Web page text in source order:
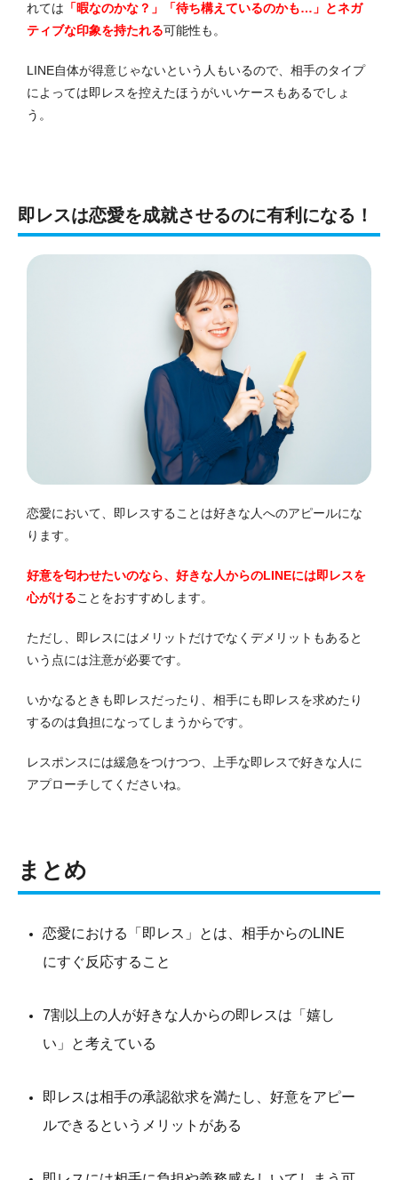
れては 「暇なのかな？」「待ち構えているのかも…」とネガ
ティブな印象を持たれる可能性も。
LINE自体が得意じゃないという人もいるので、相手のタイプ
によっては即レスを控えたほうがいいケースもあるでしょ
う。
即レスは恋愛を成就させるのに有利になる！
恋愛において、即レスすることは好きな人へのアピールにな
ります。
好意を匂わせたいのなら、好きな人からのLINEには即レスを
心がけることをおすすめします。
ただし、即レスにはメリットだけでなくデメリットもあると
いう点には注意が必要です。
いかなるときも即レスだったり、相手にも即レスを求めたり
するのは負担になってしまうからです。
レスポンスには緩急をつけつつ、上手な即レスで好きな人に
アプローチしてくださいね。
まとめ
恋愛における「即レス」とは、相手からのLINE
にすぐ反応すること
7割以上の人が好きな人からの即レスは「嬉し
い」と考えている
即レスは相手の承認欲求を満たし、好意をアピー
ルできるというメリットがある